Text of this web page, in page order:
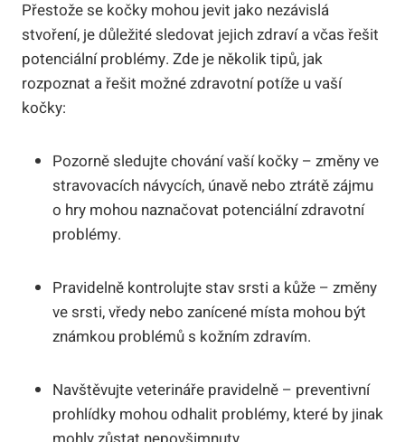
Přestože se kočky mohou jevit jako nezávislá
stvoření, je důležité sledovat jejich zdraví a včas řešit
potenciální problémy. Zde je několik tipů, jak
rozpoznat a řešit možné zdravotní potíže u vaší
kočky:
Pozorně sledujte chování vaší kočky – změny ve
stravovacích návycích, únavě nebo ztrátě zájmu
o hry mohou naznačovat potenciální zdravotní
problémy.
Pravidelně kontrolujte stav srsti a kůže – změny
ve srsti, vředy nebo zanícené místa mohou být
známkou problémů s kožním zdravím.
Navštěvujte veterináře pravidelně – preventivní
prohlídky mohou odhalit problémy, které by jinak